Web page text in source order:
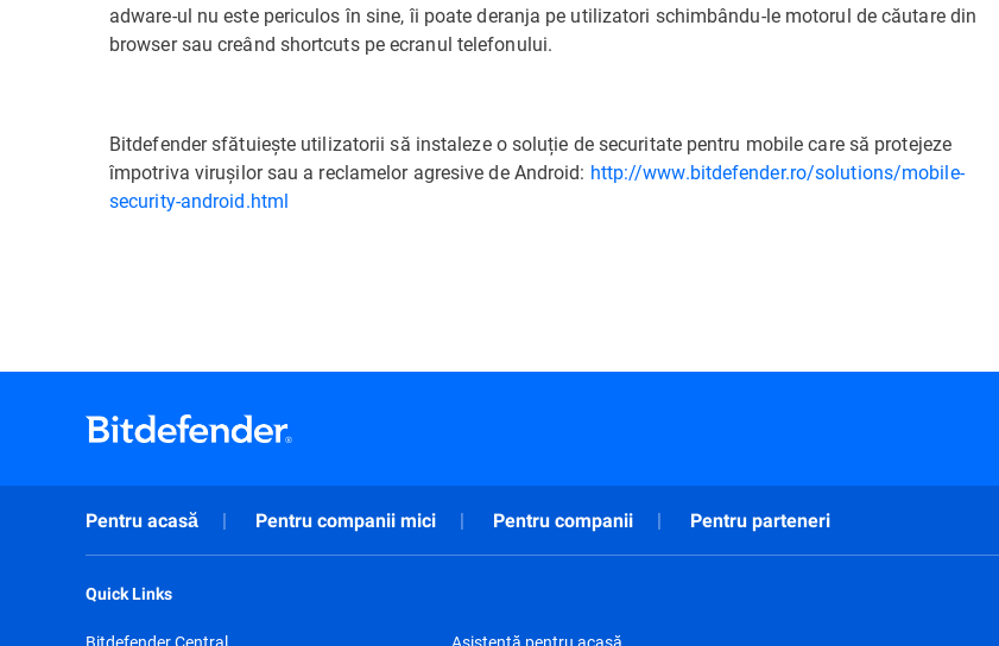
adware-ul nu este periculos în sine, îi poate deranja pe utilizatori schimbându-le motorul de căutare din
browser sau creând shortcuts pe ecranul telefonului.
Bitdefender sfătuiește utilizatorii să instaleze o soluție de securitate pentru mobile care să protejeze
împotriva virușilor sau a reclamelor agresive de Android: http://www.bitdefender.ro/solutions/mobile-
security-android.html
Pentru acasă Pentru companii mici Pentru companii Pentru parteneri
Quick Links